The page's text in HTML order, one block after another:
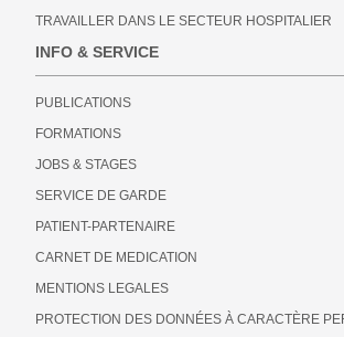
TRAVAILLER DANS LE SECTEUR HOSPITALIER
INFO & SERVICE
PUBLICATIONS
FORMATIONS
JOBS & STAGES
SERVICE DE GARDE
PATIENT-PARTENAIRE
CARNET DE MEDICATION
MENTIONS LEGALES
PROTECTION DES DONNÉES À CARACTÈRE